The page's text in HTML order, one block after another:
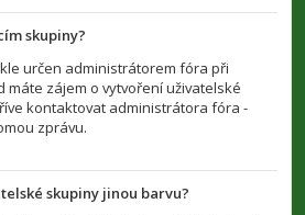
skupiny?
určen administrátorem fóra při
máte zájem o vytvoření uživatelské
kontaktovat administrátora fóra -
zprávu.
skupiny jinou barvu?